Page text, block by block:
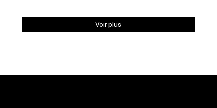
Voir plus